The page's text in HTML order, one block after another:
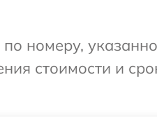
номеру,
стоимости и